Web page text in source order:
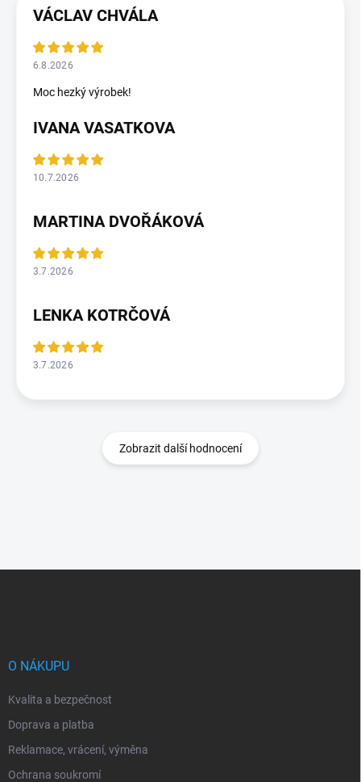
VÁCLAV CHVÁLA
6.8.2026
Moc hezký výrobek!
IVANA VASATKOVA
10.7.2026
MARTINA DVOŘÁKOVÁ
3.7.2026
LENKA KOTRČOVÁ
3.7.2026
Zobrazit další hodnocení
O NÁKUPU
Kvalita a bezpečnost
Doprava a platba
Reklamace, vrácení, výměna
Ochrana soukromí